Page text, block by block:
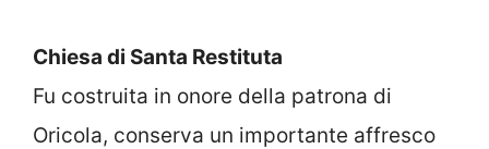
Chiesa di Santa Restituta
Fu costruita in onore della patrona di
Oricola, conserva un importante affresco